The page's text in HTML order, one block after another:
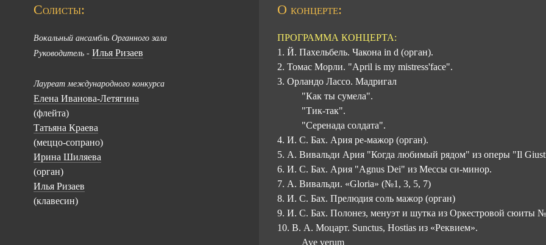
Солисты:
Вокальный ансамбль Органного зала
Руководитель - Илья Ризаев
Лауреат международного конкурса
Елена Иванова-Летягина
(флейта)
Татьяна Краева
(меццо-сопрано)
Ирина Шиляева
(орган)
Илья Ризаев
(клавесин)
О концерте:
ПРОГРАММА КОНЦЕРТА:
1. Й. Пахельбель. Чакона in d (орган).
2. Томас Морли. "April is my mistress'face".
3. Орландо Лассо. Мадригал
"Как ты сумела".
"Тик-так".
"Серенада солдата".
4. И. С. Бах. Ария ре-мажор (орган).
5. А. Вивальди Ария "Когда любимый рядом" из оперы "Il
6. И. С. Бах. Ария "Agnus Dei" из Мессы си-минор.
7. А. Вивальди. «Gloria» (№1, 3, 5, 7)
8. И. С. Бах. Прелюдия соль мажор (орган)
9. И. С. Бах. Полонез, менуэт и шутка из Оркестровой сюиты
10. В. А. Моцарт. Sunctus, Hostias из «Реквием».
Ave verum